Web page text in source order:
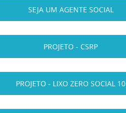
SEJA UM AGENTE SOCIAL
PROJETO - CSRP
PROJETO - LIXO ZERO SOCIAL 10